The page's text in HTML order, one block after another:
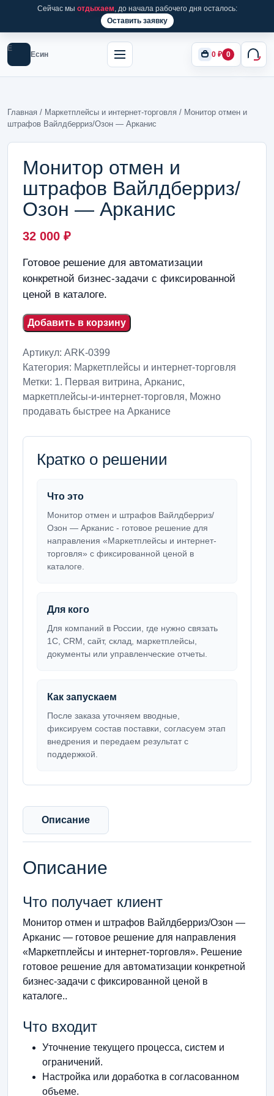
Сейчас мы отдыхаем, до начала рабочего дня осталось:
Оставить заявку
Е
Есин 0 ₽ 0
Главная / Маркетплейсы и интернет-торговля / Монитор отмен и
штрафов Вайлдберриз/Озон — Арканис
Монитор отмен и
штрафов Вайлдберриз/
Озон — Арканис
32 000 ₽
Готовое решение для автоматизации
конкретной бизнес-задачи с фиксированной
ценой в каталоге.
Добавить в корзину
Артикул: ARK-0399
Категория: Маркетплейсы и интернет-торговля
Метки: 1. Первая витрина, Арканис,
маркетплейсы-и-интернет-торговля, Можно
продавать быстрее на Арканисе
Кратко о решении
Что это
Монитор отмен и штрафов Вайлдберриз/
Озон — Арканис - готовое решение для
направления «Маркетплейсы и интернет-
торговля» с фиксированной ценой в
каталоге.
Для кого
Для компаний в России, где нужно связать
1С, CRM, сайт, склад, маркетплейсы,
документы или управленческие отчеты.
Как запускаем
После заказа уточняем вводные,
фиксируем состав поставки, согласуем этап
внедрения и передаем результат с
поддержкой.
Описание
Описание
Что получает клиент
Монитор отмен и штрафов Вайлдберриз/Озон —
Арканис — готовое решение для направления
«Маркетплейсы и интернет-торговля». Решение
готовое решение для автоматизации конкретной
бизнес-задачи с фиксированной ценой в
каталоге..
Что входит
Уточнение текущего процесса, систем и
ограничений.
Настройка или доработка в согласованном
объеме.